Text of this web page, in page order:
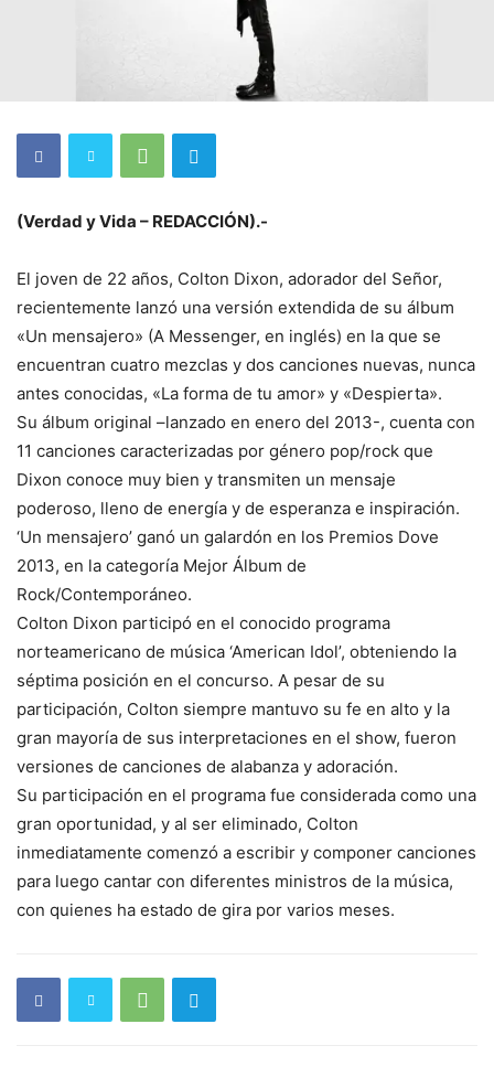
(Verdad y Vida – REDACCIÓN).-
El joven de 22 años, Colton Dixon, adorador del Señor,
recientemente lanzó una versión extendida de su álbum
«Un mensajero» (A Messenger, en inglés) en la que se
encuentran cuatro mezclas y dos canciones nuevas, nunca
antes conocidas, «La forma de tu amor» y «Despierta».
Su álbum original –lanzado en enero del 2013-, cuenta con
11 canciones caracterizadas por género pop/rock que
Dixon conoce muy bien y transmiten un mensaje
poderoso, lleno de energía y de esperanza e inspiración.
‘Un mensajero’ ganó un galardón en los Premios Dove
2013, en la categoría Mejor Álbum de
Rock/Contemporáneo.
Colton Dixon participó en el conocido programa
norteamericano de música ‘American Idol’, obteniendo la
séptima posición en el concurso. A pesar de su
participación, Colton siempre mantuvo su fe en alto y la
gran mayoría de sus interpretaciones en el show, fueron
versiones de canciones de alabanza y adoración.
Su participación en el programa fue considerada como una
gran oportunidad, y al ser eliminado, Colton
inmediatamente comenzó a escribir y componer canciones
para luego cantar con diferentes ministros de la música,
con quienes ha estado de gira por varios meses.